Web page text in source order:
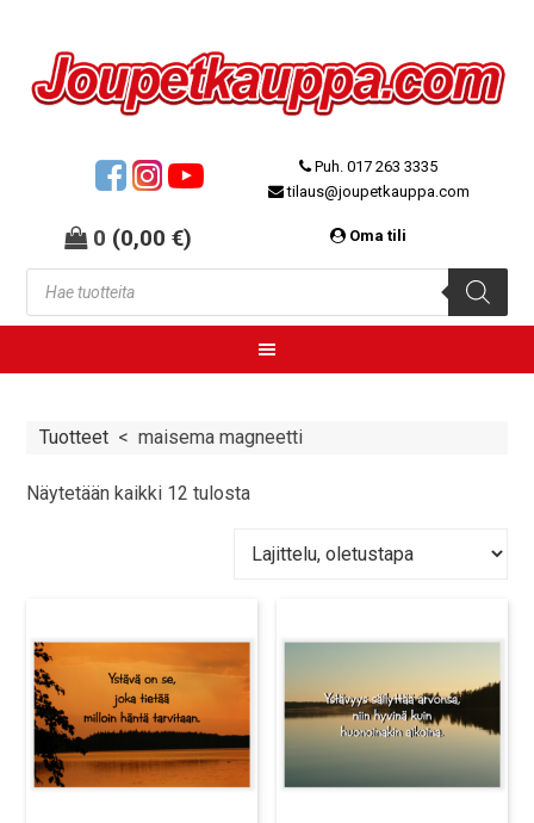
0 (0,00€)
Puh. 017 263 3335
tilaus@joupetkauppa.com
Oma tili
Tuotteet <maisema magneetti
Näytetään kaikki 12 tulosta